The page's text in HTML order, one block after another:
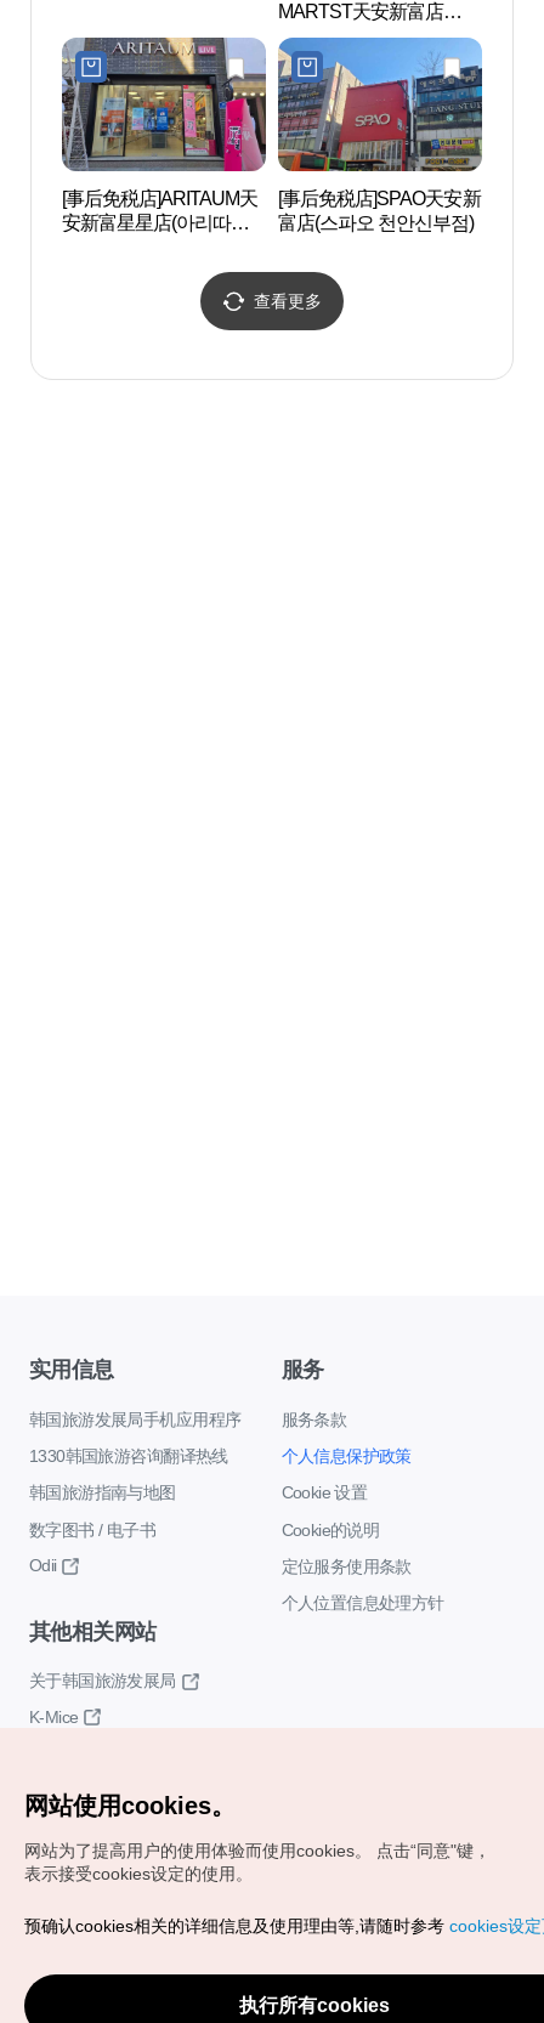
MARTST天安新富店
(ABC마트 ST 천안신부
점)
[事后免税店]ARITAUM天
安新富星星店(아리따움
[事后免税店]SPAO天安新
富店(스파오 천안신부점)
查看更多
实用信息
韩国旅游发展局手机应用程序
1330韩国旅游咨询翻译热线
韩国旅游指南与地图
数字图书 / 电子书
Odii
服务
服务条款
个人信息保护政策
Cookie 设置
Cookie的说明
定位服务使用条款
个人位置信息处理方针
其他相关网站
关于韩国旅游发展局
K-Mice
Copyrights (c) 韩国旅游发展局版权所有
VISITKOREA官方邮箱
chnsim@knto.or.kr
网站使用cookies。
网站为了提高用户的使用体验而使用cookies。
点击“同意"键，
表示接受cookies设定的使用。
预确认cookies相关的详细信息及使用理由等,请随时参考 cookies设
执行所有cookies